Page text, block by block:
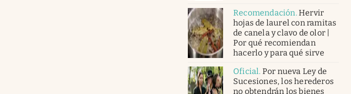
Recomendación.Hervir
hojas de laurel con ramitas
de canela y clavo de olor |
Por qué recomiendan
hacerlo y para qué sirve
Oficial. Por nueva Ley de
Sucesiones, los herederos
no obtendrán los bienes